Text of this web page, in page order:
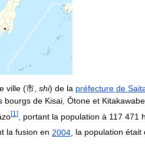
ville (市 shi) de la préfecture de
bourgs de Kisai Ōtone et Kitakawabe
[1 ] portant la population à 117 471
la fusion en 2004 la population était